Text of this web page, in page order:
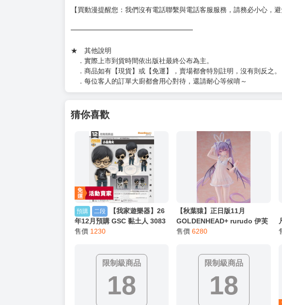
【買動漫提醒您：我們沒有電話聯繫與電話客服服務，請務必小心，避
━━━━━━━━━━━━━━━━━━
★ 其他說明
．實際上市到貨時間依出版社最終公布為主。
．商品如有【現貨】或【免運】，賣場都會特別註明，沒有則反之。
．每位客人的訂單大廚都會用心對待，還請耐心等候唷～
猜你喜歡
預購 二段
【我家遊樂器】26
年12月預購 GSC 黏土人 3083
KOJIMA PRODUCTIONS 小島
售價 1230
【秋葉猿】正日版11月
GOLDENHEAD+ rurudo 伊芙
イヴ ウサミミランジェリー
售價 6280
限制級商品
18
限制級商品
18